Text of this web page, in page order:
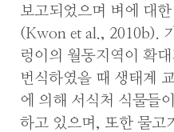
보고되었으며 벼에 대
(Kwon et al., 2010b).
렁이의 월동지역이 확
번식하였을 때 생태계
에 의해 서식처 식물들
하고 있으며, 또한 물고